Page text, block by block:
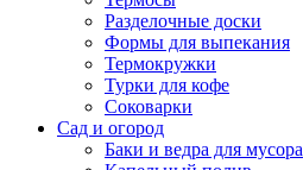
Разделочные доски
Формы для выпекания
Термокружки
Турки для кофе
Соковарки
Сад и огород
Баки и ведра для мусора